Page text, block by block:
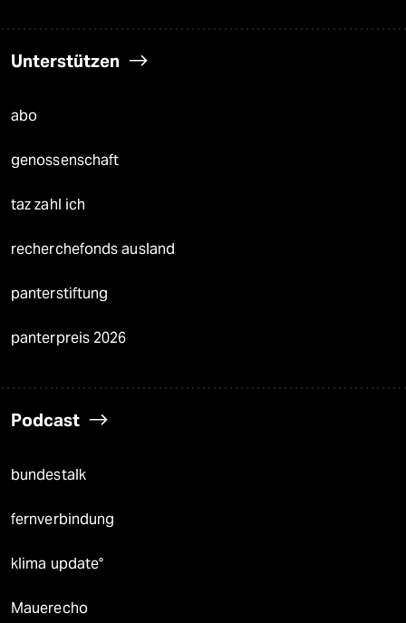
Unterstützen
abo
genossenschaft
taz zahl ich
recherchefonds ausland
panterstiftung
panterpreis 2026
Podcast
bundestalk
fernverbindung
klima update°
Mauerecho